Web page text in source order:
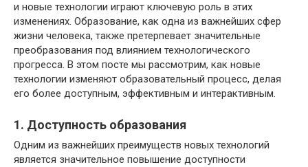
и новые технологии играют ключевую роль в этих
изменениях. Образование, как одна из важнейших сфер
жизни человека, также претерпевает значительные
преобразования под влиянием технологического
прогресса. В этом посте мы рассмотрим, как новые
технологии изменяют образовательный процесс, делая
его более доступным, эффективным и интерактивным.
1. Доступность образования
Одним из важнейших преимуществ новых технологий
является значительное повышение доступности